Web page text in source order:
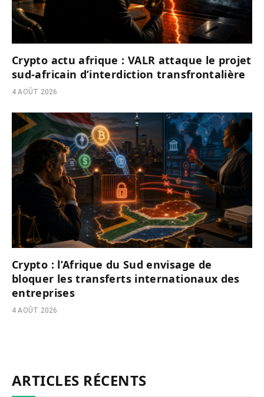
Crypto actu afrique : VALR attaque le projet
sud-africain d’interdiction transfrontalière
4 AOÛT 2026
Crypto : l’Afrique du Sud envisage de
bloquer les transferts internationaux des
entreprises
4 AOÛT 2026
ARTICLES RÉCENTS